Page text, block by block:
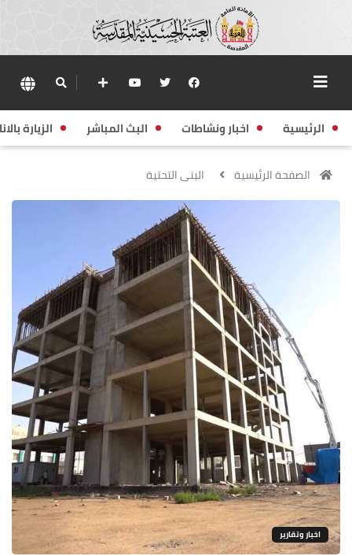
الرئيسية اخبار ونشاطات البث المباشر الزيارة
الصفحة الرئيسية البنى التحتية
اخبار وتقارير